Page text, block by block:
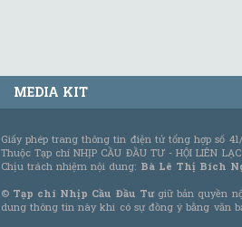
MEDIA KIT
Giấy phép trang thông tin điện tử tổng hợp số 41/
Thuộc Tạp chí NHỊP CẦU ĐẦU TƯ - HỘI LIÊN
Chịu trách nhiệm nội dung: Bà Lê Thị Bích
© Tạp chí Nhịp Cầu Đầu Tưgiữ bản quyền
dung thông tin này khi có sự đồng ý bằng văn